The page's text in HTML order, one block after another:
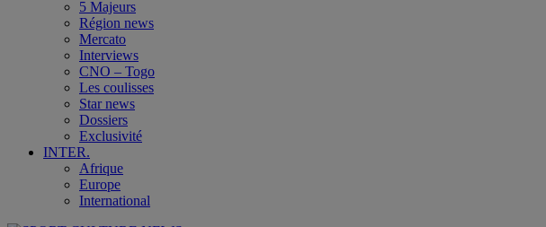
5 Majeurs
Région news
Mercato
Interviews
CNO – Togo
Les coulisses
Star news
Dossiers
Exclusivité
INTER.
Afrique
Europe
International